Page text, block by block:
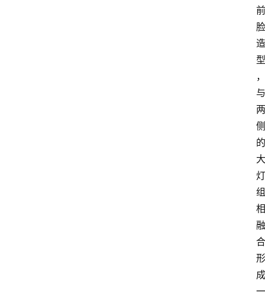
前
脸
造
型
，
与
两
侧
的
大
灯
组
相
融
合
形
成
一